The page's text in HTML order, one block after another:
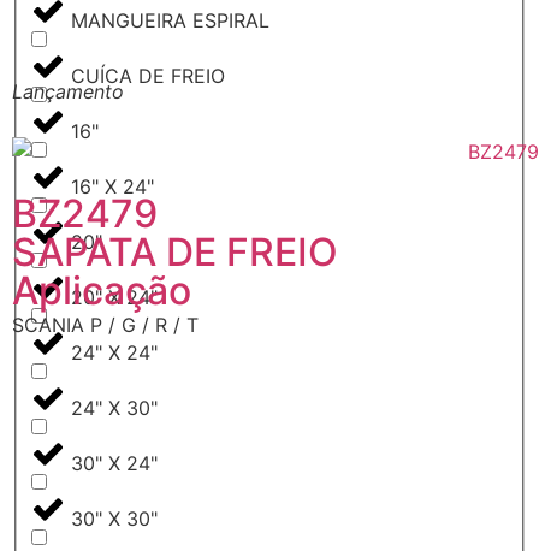
MANGUEIRA ESPIRAL
CUÍCA DE FREIO
16"
16" X 24"
20"
20" X 24"
24" X 24"
24" X 30"
30" X 24"
30" X 30"
Lançamento
BZ2479
SAPATA DE FREIO
Aplicação
SCANIA P / G / R / T